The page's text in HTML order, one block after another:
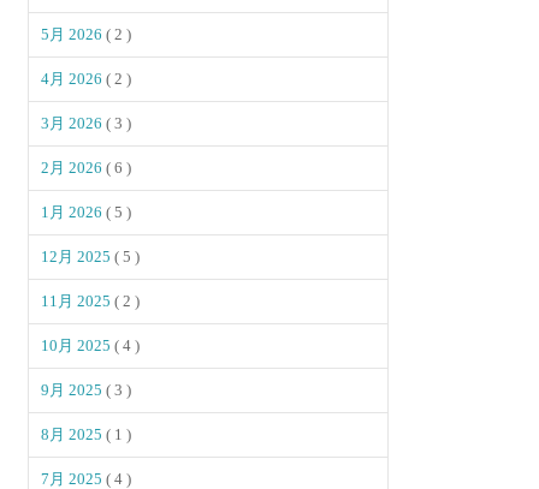
5月 2026( 2 )
4月 2026( 2 )
3月 2026( 3 )
2月 2026( 6 )
1月 2026( 5 )
12月 2025( 5 )
11月 2025( 2 )
10月 2025( 4 )
9月 2025( 3 )
8月 2025( 1 )
7月 2025( 4 )